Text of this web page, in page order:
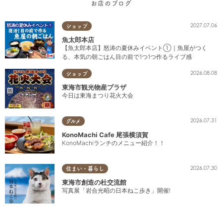
お店のブログ
ショップ 2027.07.06
魚太郎本店
【魚太郎本店】怒涛の夏休みイベント①｜魚屋がつく
る、本気の朝ごはん目の前で1つ1つ作るライブ感
ショップ 2026.08.08
東海市観光物産プラザ
今日は東海まつり花火大会
グルメ 2026.07.31
KonoMachi Cafe 尾張横須賀
KonoMachiランチのメニュー紹介！！
住まい・暮らし 2026.07.30
東海市創造の杜交流館
写真展「岩合光昭の日本ねこ歩き」開催!